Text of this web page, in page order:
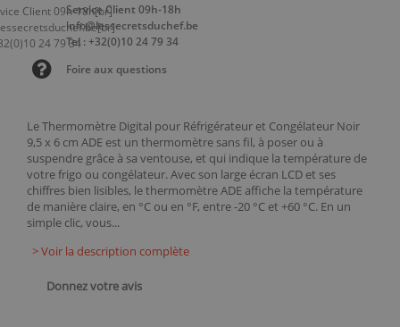
Le Thermomètre Digital pour Réfrigérateur et Congélateur Noir
9,5 x 6 cm ADE est un thermomètre sans fil, à poser ou à
suspendre grâce à sa ventouse, et qui indique la température de
votre frigo ou congélateur. Avec son large écran LCD et ses
chiffres bien lisibles, le thermomètre ADE affiche la température
de manière claire, en °C ou en °F, entre -20 °C et +60 °C. En un
simple clic, vous...
> Voir la description complète
Donnez votre avis
Service Client 09h-18h
info@lessecretsduchef.be
Tel : +32(0)10 24 79 34
Foire aux questions